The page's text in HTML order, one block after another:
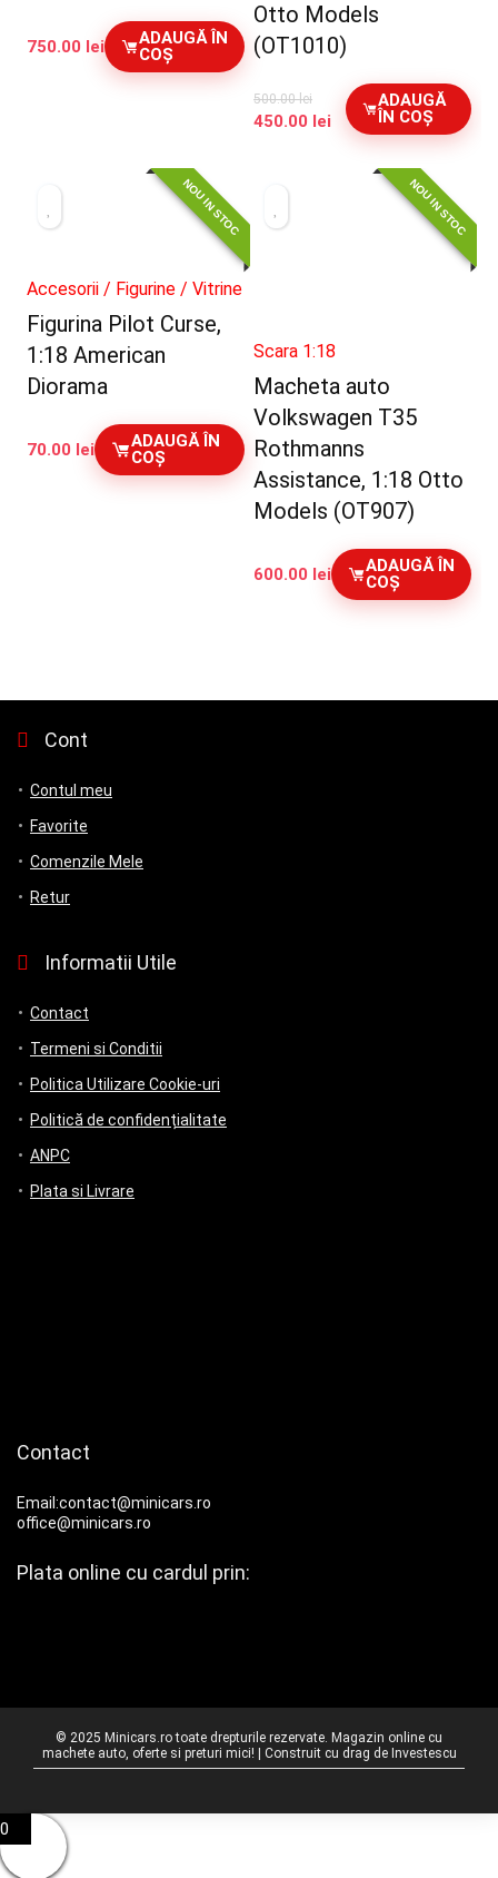
750.00 lei
ADAUGĂ ÎN
COȘ
Otto Models
(OT1010)
500.00lei
Prețul
450.00 lei Prețul
curent
450.00 lei.
ADAUGĂ
ÎN COȘ
NOU IN STOC
Accesorii / Figurine / Vitrine
Figurina Pilot Curse,
1:18 American
Diorama
70.00 lei
ADAUGĂ ÎN
COȘ
NOU IN STOC
Scara 1:18
Macheta auto
Volkswagen T35
Rothmanns
Assistance, 1:18 Otto
Models (OT907)
600.00 lei
ADAUGĂ ÎN
COȘ
Cont
Contul meu
Favorite
Comenzile Mele
Retur
Informatii Utile
Contact
Termeni si Conditii
Politica Utilizare Cookie-uri
Politică de confidențialitate
ANPC
Plata si Livrare
Contact
Email:contact@minicars.ro
office@minicars.ro
Plata online cu cardul prin:
© 2025 Minicars.ro toate drepturile rezervate. Magazin online cu
machete auto, oferte si preturi mici! | Construit cu drag de Investescu
0